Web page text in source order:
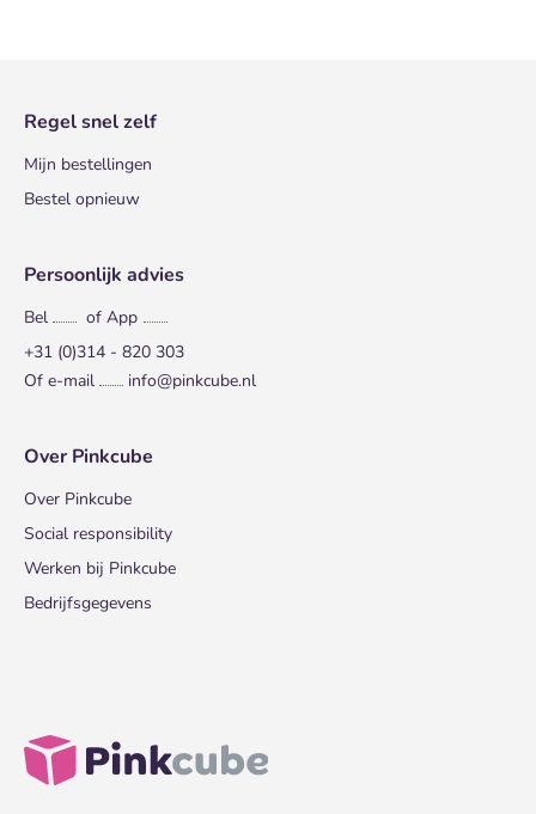
Regel snel zelf
Mijn bestellingen
Bestel opnieuw
Persoonlijk advies
Bel
of App
+31 (0)314 - 820 303
Of e-mail
info@pinkcube.nl
Over Pinkcube
Over Pinkcube
Social responsibility
Werken bij Pinkcube
Bedrijfsgegevens